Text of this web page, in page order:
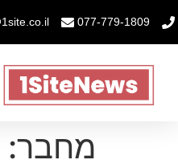
077-779-1809
מחבר: